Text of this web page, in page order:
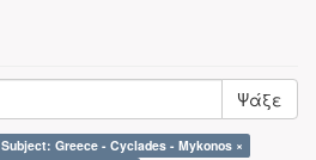
Ψάξε
Subject: Greece - Cyclades - Mykonos ×